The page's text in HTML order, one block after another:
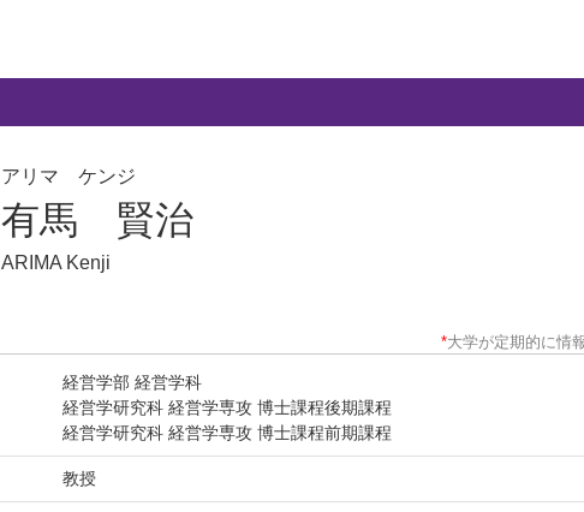
アリマ ケンジ
有馬 賢治
ARIMA Kenji
*大学が定期的に情
経営学部 経営学科
経営学研究科 経営学専攻 博士課程後期課程
経営学研究科 経営学専攻 博士課程前期課程
教授